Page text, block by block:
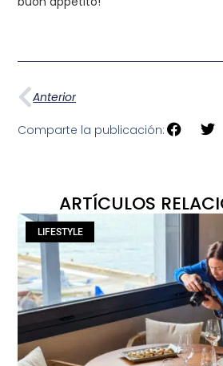
Anterior
Comparte la publicación:
ARTÍCULOS
LIFESTYLE